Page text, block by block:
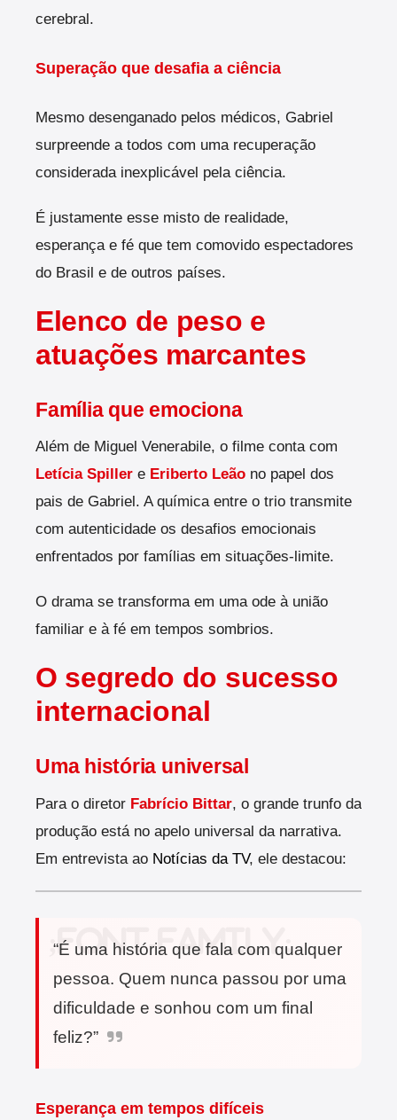
cerebral.
Superação que desafia a ciência
Mesmo desenganado pelos médicos, Gabriel
surpreende a todos com uma recuperação
considerada inexplicável pela ciência.
É justamente esse misto de realidade,
esperança e fé que tem comovido espectadores
do Brasil e de outros países.
Elenco de peso e
atuações marcantes
Família que emociona
Além de Miguel Venerabile, o filme conta com
Letícia Spiller e Eriberto Leão no papel dos
pais de Gabriel. A química entre o trio transmite
com autenticidade os desafios emocionais
enfrentados por famílias em situações-limite.
O drama se transforma em uma ode à união
familiar e à fé em tempos sombrios.
O segredo do sucesso
internacional
Uma história universal
Para o diretor Fabrício Bittar, o grande trunfo da
produção está no apelo universal da narrativa.
Em entrevista ao Notícias da TV, ele destacou:
“É uma história que fala com qualquer
pessoa. Quem nunca passou por uma
dificuldade e sonhou com um final
feliz?”
Esperança em tempos difíceis